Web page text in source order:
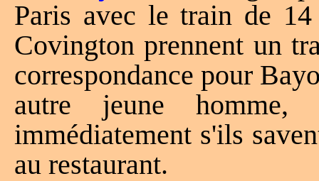
Paris avec le train de
Covington prennent un
correspondance pour
autre jeune homme,
immédiatement s'ils
au restaurant.